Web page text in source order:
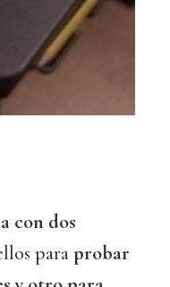
con dos
paraprobar